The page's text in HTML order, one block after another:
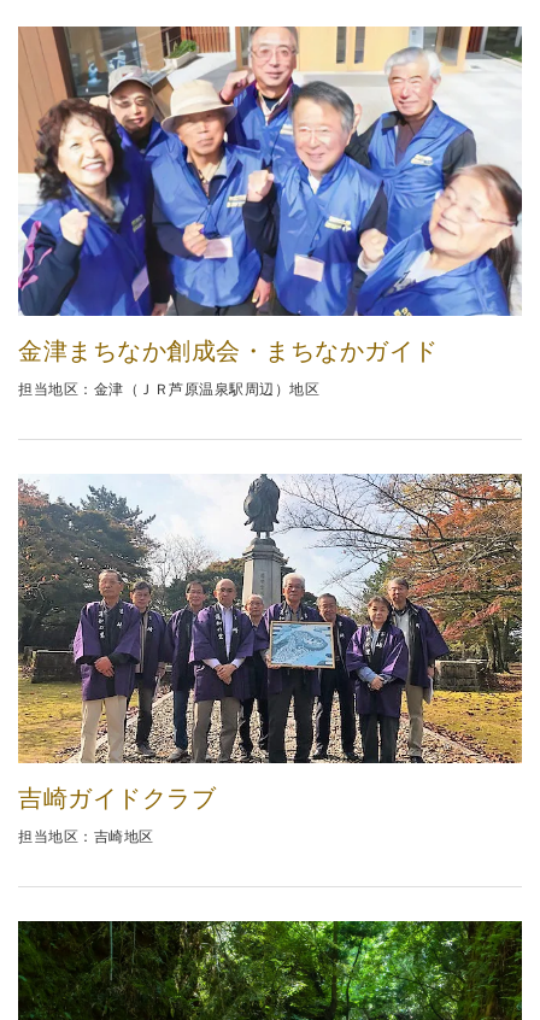
金津まちなか創成会・まちなかガイド
担当地区：金津（ＪＲ芦原温泉駅周辺）地区
吉崎ガイドクラブ
担当地区：吉崎地区